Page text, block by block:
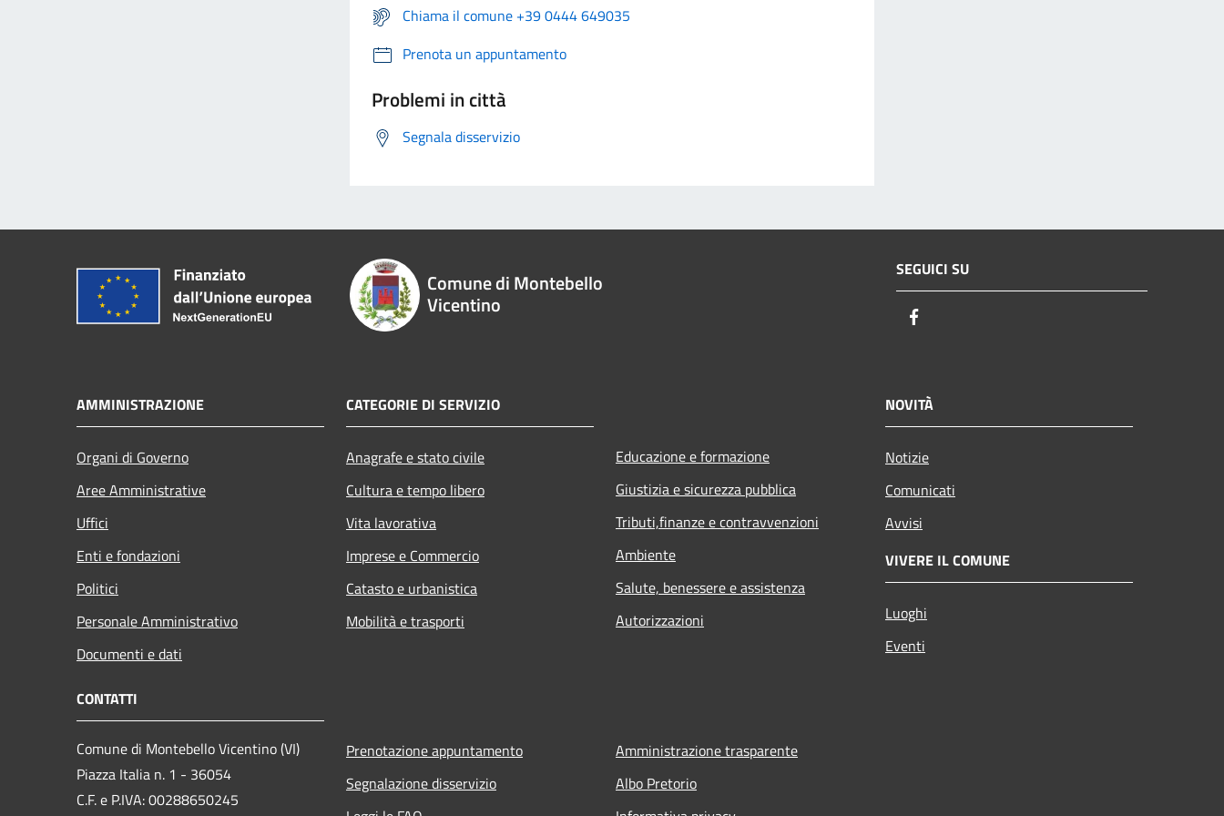
Chiama il comune +39 0444 649035
Prenota un appuntamento
Problemi in città
Segnala disservizio
Comune di Montebello
Vicentino
SEGUICI SU
AMMINISTRAZIONE
Organi di Governo
Aree Amministrative
Uffici
Enti e fondazioni
Politici
Personale Amministrativo
Documenti e dati
CATEGORIE DI SERVIZIO
Anagrafe e stato civile
Cultura e tempo libero
Vita lavorativa
Imprese e Commercio
Catasto e urbanistica
Mobilità e trasporti
Educazione e formazione
Giustizia e sicurezza pubblica
Tributi,finanze e contravvenzioni
Ambiente
Salute, benessere e assistenza
Autorizzazioni
NOVITÀ
Notizie
Comunicati
Avvisi
VIVERE IL COMUNE
Luoghi
Eventi
CONTATTI
Comune di Montebello Vicentino (VI)
Piazza Italia n. 1 - 36054
C.F. e P.IVA: 00288650245
Prenotazione appuntamento
Segnalazione disservizio
Amministrazione trasparente
Albo Pretorio